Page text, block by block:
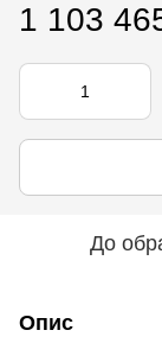
1 103
До
Опис